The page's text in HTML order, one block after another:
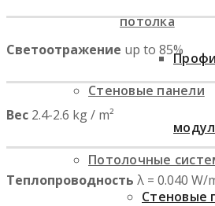
потолка
Стеновые панели
Потолочные
Стеновые
Светоотражение up to 85%
Вес 2.4-2.6 kg / m²
Теплопроводность λ = 0.040 W/